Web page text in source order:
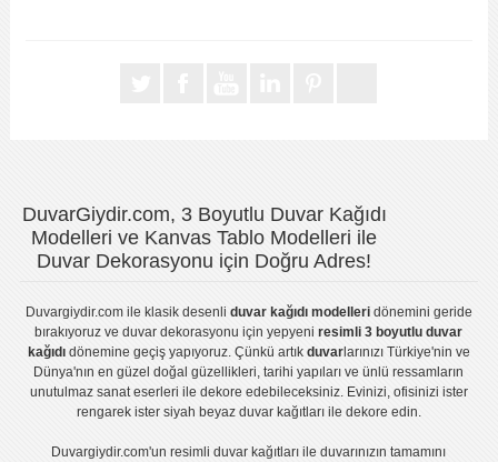
DuvarGiydir.com, 3 Boyutlu Duvar Kağıdı
Modelleri ve Kanvas Tablo Modelleri ile
Duvar Dekorasyonu için Doğru Adres!
Duvargiydir.comile klasik desenli duvar kağıdı modelleridönemini geride
bırakıyoruz veduvar dekorasyonu için yepyeniresimli 3 boyutlu duvar
kağıdıdönemine geçiş yapıyoruz. Çünkü artık duvarlarınızı Türkiye'nin ve
Dünya'nın en güzel doğal güzellikleri, tarihi yapıları ve ünlü ressamların
unutulmaz sanat eserleri ile dekore edebileceksiniz. Evinizi, ofisinizi ister
rengarek ister siyah beyaz duvar kağıtlarıile dekore edin.
Duvargiydir.com'unresimli duvar kağıtları ile duvarınızın tamamını